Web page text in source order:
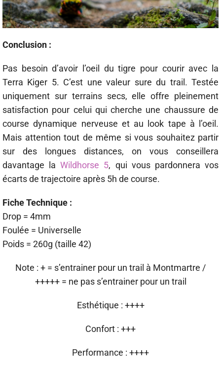
Conclusion :
Pas besoin d’avoir l’oeil du tigre pour courir avec la
Terra Kiger 5. C’est une valeur sure du trail. Testée
uniquement sur terrains secs, elle offre pleinement
satisfaction pour celui qui cherche une chaussure de
course dynamique nerveuse et au look tape à l’oeil.
Mais attention tout de même si vous souhaitez partir
sur des longues distances, on vous conseillera
davantage laWildhorse 5, qui vous pardonnera vos
écarts de trajectoire après 5h de course.
Fiche Technique :
Drop = 4mm
Foulée = Universelle
Poids = 260g (taille 42)
Note : + = s’entrainer pour un trail à Montmartre /
+++++ = ne pas s’entrainer pour un trail
Esthétique : ++++
Confort : +++
Performance : ++++